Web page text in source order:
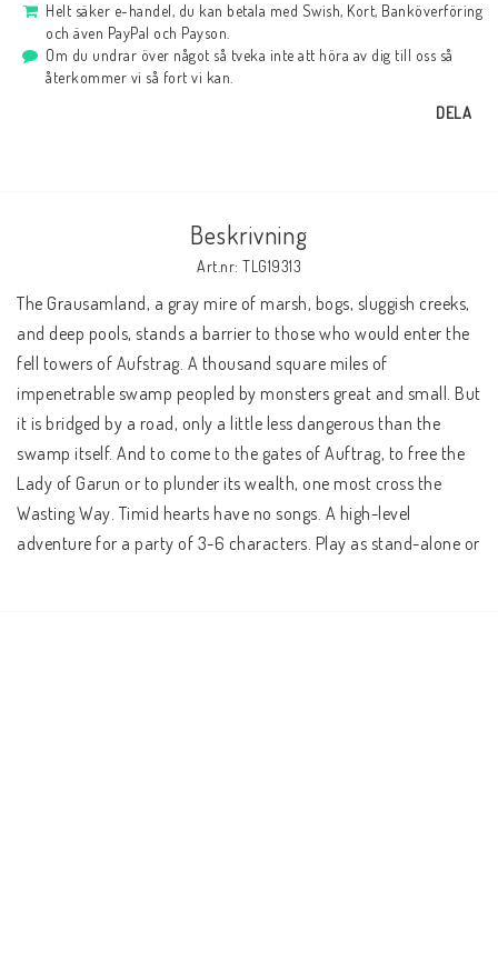
Helt säker e-handel, du kan betala med Swish, Kort, Banköverföring
och även PayPal och Payson.
Om du undrar över något så tveka inte att höra av dig till oss så
återkommer vi så fort vi kan.
DELA
Beskrivning
Art.nr: TLG19313
The Grausamland, a gray mire of marsh, bogs, sluggish creeks,
and deep pools, stands a barrier to those who would enter the
fell towers of Aufstrag. A thousand square miles of
impenetrable swamp peopled by monsters great and small. But
it is bridged by a road, only a little less dangerous than the
swamp itself. And to come to the gates of Auftrag, to free the
Lady of Garun or to plunder its wealth, one most cross the
Wasting Way. Timid hearts have no songs. A high-level
adventure for a party of 3-6 characters. Play as stand-alone or